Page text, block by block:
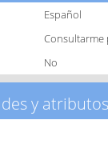
Español
Consultarme
No
y